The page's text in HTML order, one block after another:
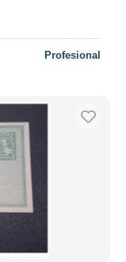
Profesional